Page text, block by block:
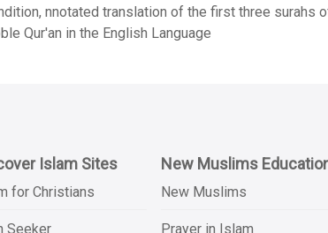
nnotated translation of the first three surahs
Qur'an in the English Language
Islam Sites
for Christians
Seeker
New Muslims
New Muslims
Prayer in Islam